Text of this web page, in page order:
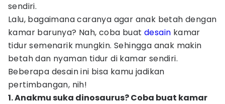
sendiri.
Lalu, bagaimana caranya agar anak betah dengan
kamar barunya? Nah, coba buat desain kamar
tidur semenarik mungkin. Sehingga anak makin
betah dan nyaman tidur di kamar sendiri.
Beberapa desain ini bisa kamu jadikan
pertimbangan, nih!
1. Anakmu suka dinosaurus? Coba buat kamar